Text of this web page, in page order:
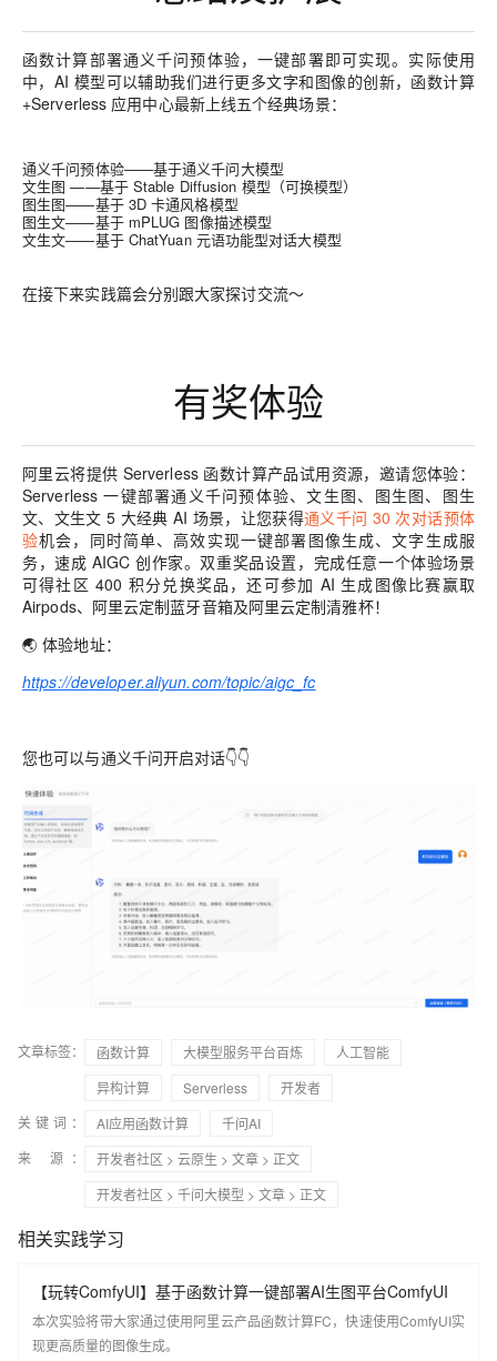
函数计算部署通义千问预体验，一键部署即可实现。实际使用
中，AI 模型可以辅助我们进行更多文字和图像的创新， 函数计算
+Serverless 应用中心最新上线五个经典场景：
通义千问预体验——基于通义千问大模型
文生图 ——基于 Stable Diffusion 模型（可换模型）
图生图——基于 3D 卡通风格模型
图生文——基于 mPLUG 图像描述模型
文生文——基于 ChatYuan 元语功能型对话大模型
在接下来实践篇会分别跟大家探讨交流～
有奖体验
阿里云将提供 Serverless 函数计算产品试用资源，邀请您体验：
Serverless 一键部署通义千问预体验、文生图、图生图、图生
文、文生文 5 大经典 AI 场景，让您获得通义千问 30 次对话预体
验机会，同时简单、高效实现一键部署图像生成、文字生成服
务，速成 AIGC 创作家。双重奖品设置，完成任意一个体验场景
可得社区 400 积分兑换奖品，还可参加 AI 生成图像比赛赢取
Airpods、阿里云定制蓝牙音箱及阿里云定制清雅杯！
🌏 体验地址：
https://developer.aliyun.com/topic/aigc_fc
您也可以与通义千问开启对话👇👇
文章标签： 函数计算 大模型服务平台百炼
人工智能
异构计算
Serverless
开发者
关键词：
AI应用函数计算
千问AI
来 源：
开发者社区 > 云原生 > 文章 > 正文
开发者社区 > 千问大模型 > 文章 > 正文
相关实践学习
【玩转ComfyUI】基于函数计算一键部署AI生图平台ComfyUI
本次实验将带大家通过使用阿里云产品函数计算FC，快速使用ComfyUI实
现更高质量的图像生成。